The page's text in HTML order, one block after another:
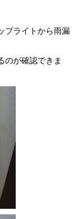
プライトから雨漏
のが確認できま